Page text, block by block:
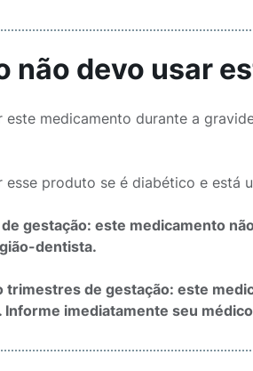
não devo usar
este medicamento durante a
esse produto se é diabético e está
gestação: este medicamento
dentista.
trimestres de gestação: este
Informe imediatamente seu